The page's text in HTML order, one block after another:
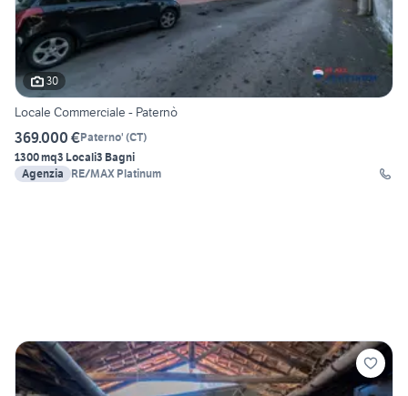
30
Locale Commerciale - Paternò
369.000 €Paterno' (CT)
1300 mq3 Locali3 Bagni
Agenzia
RE/MAX Platinum